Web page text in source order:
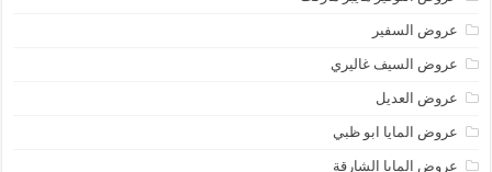
عروض السفير
عروض السيف غاليري
عروض العديل
عروض المايا ابو ظبي
عروض المايا الشارقة